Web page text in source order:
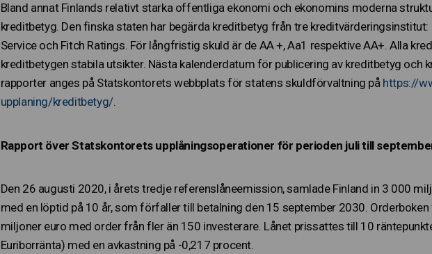
Bland annat Finlands relativt starka offentliga ekonomi och ekonomins moderna
kreditbetyg. Den finska staten har begärda kreditbetyg från tre kreditvärderingsinstitut:
Service och Fitch Ratings. För långfristig skuld är de AA +, Aa1 respektive AA+. Alla
kreditbetygen stabila utsikter. Nästa kalenderdatum för publicering av kreditbetyg och
rapporter anges på Statskontorets webbplats för statens skuldförvaltning på https://
upplaning/kreditbetyg/.
Rapport över Statskontorets upplåningsoperationer för perioden juli till
Den 26 augusti 2020, i årets tredje referenslåneemission, samlade Finland in 3 000
med en löptid på 10 år, som förfaller till betalning den 15 september 2030.
miljoner euro med order från fler än 150 investerare. Lånet prissattes till 10
Euriborränta) med en avkastning på -0,217 procent.